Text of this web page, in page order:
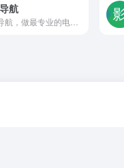
航
掌酷导航，做最专业的电影大全和电影导航，整理出最火的免费手机影院和手机电影网站，让您一站在手，看啥都有。